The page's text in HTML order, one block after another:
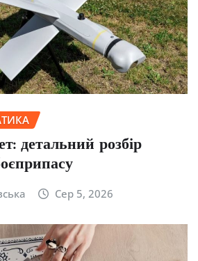
детальний розбір
Сер 5, 2026